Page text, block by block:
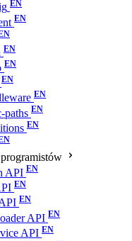
paths
API
API
API